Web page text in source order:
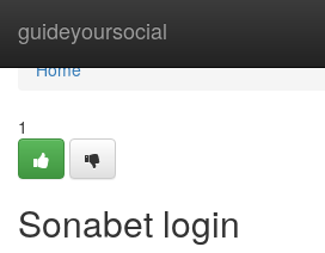
guideyoursocial
Home
Home
1
Sonabet login